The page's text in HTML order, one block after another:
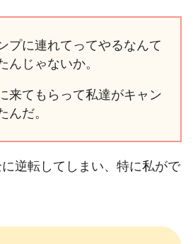
プに連れてってやるなんて
んじゃないか。
来てもらって私達がキャン
んだ。
逆転してしまい、特に私がで